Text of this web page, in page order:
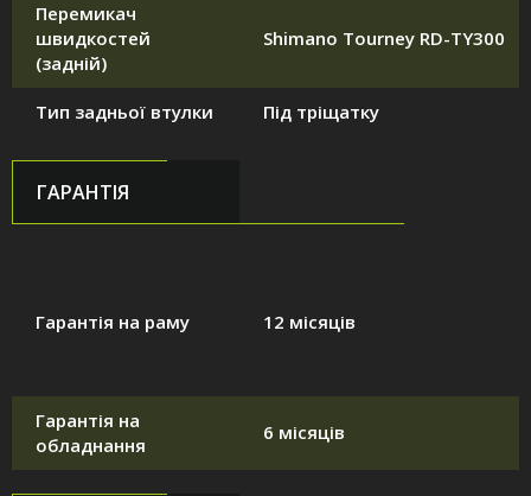
Перемикач
швидкостей
(задній)
Shimano Tourney RD-TY300
Тип задньої втулки Під тріщатку
ГАРАНТІЯ
Гарантія на раму 12 місяців
Гарантія на
обладнання
6 місяців